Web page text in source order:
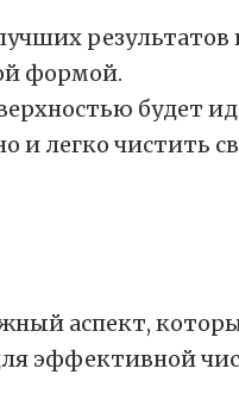
формой.
будет
и легко чистить
аспект,
эффективной